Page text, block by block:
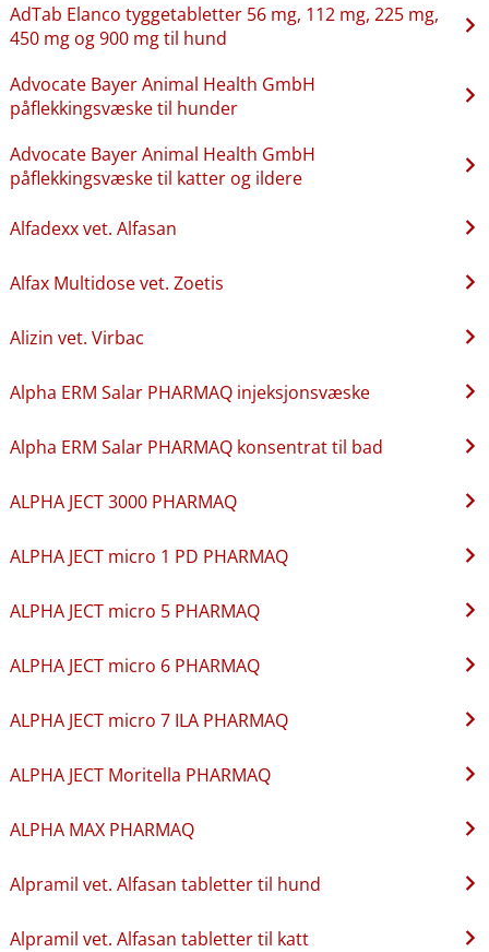
AdTab Elanco tyggetabletter 56 mg, 112 mg, 225 mg,
450 mg og 900 mg til hund
Advocate Bayer Animal Health GmbH
påflekkingsvæske til hunder
Advocate Bayer Animal Health GmbH
påflekkingsvæske til katter og ildere
Alfadexx vet. Alfasan
Alfax Multidose vet. Zoetis
Alizin vet. Virbac
Alpha ERM Salar PHARMAQ injeksjonsvæske
Alpha ERM Salar PHARMAQ konsentrat til bad
ALPHA JECT 3000 PHARMAQ
ALPHA JECT micro 1 PD PHARMAQ
ALPHA JECT micro 5 PHARMAQ
ALPHA JECT micro 6 PHARMAQ
ALPHA JECT micro 7 ILA PHARMAQ
ALPHA JECT Moritella PHARMAQ
ALPHA MAX PHARMAQ
Alpramil vet. Alfasan tabletter til hund
Alpramil vet. Alfasan tabletter til katt